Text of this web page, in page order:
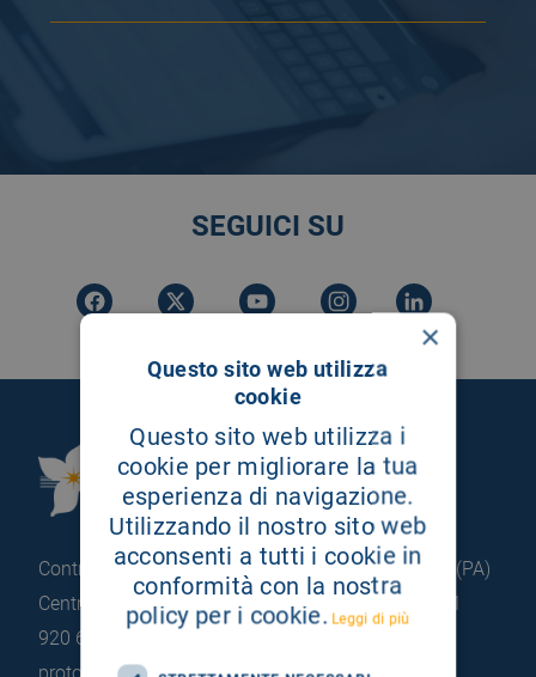
SEGUICI SU
Fondazione Istituto
G.Giglio di Cefalù
Contrada Pietrapollastra - Pisciotto 90015 Cefalù (PA)
Centralino: +39 0921 920 111
Portineria: +39 0921
920 663
×
Questo sito web utilizza
cookie
Questo sito web utilizza i
cookie per migliorare la tua
esperienza di navigazione.
Utilizzando il nostro sito web
acconsenti a tutti i cookie in
conformità con la nostra
policy per i cookie. Leggi di più